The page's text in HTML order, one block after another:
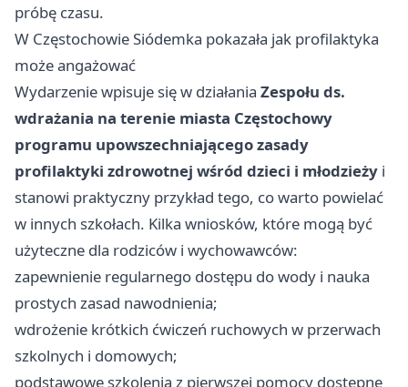
próbę czasu.
W Częstochowie Siódemka pokazała jak profilaktyka
może angażować
Wydarzenie wpisuje się w działania Zespołu ds.
wdrażania na terenie miasta Częstochowy
programu upowszechniającego zasady
profilaktyki zdrowotnej wśród dzieci i młodzieży i
stanowi praktyczny przykład tego, co warto powielać
w innych szkołach. Kilka wniosków, które mogą być
użyteczne dla rodziców i wychowawców:
zapewnienie regularnego dostępu do wody i nauka
prostych zasad nawodnienia;
wdrożenie krótkich ćwiczeń ruchowych w przerwach
szkolnych i domowych;
podstawowe szkolenia z pierwszej pomocy dostępne